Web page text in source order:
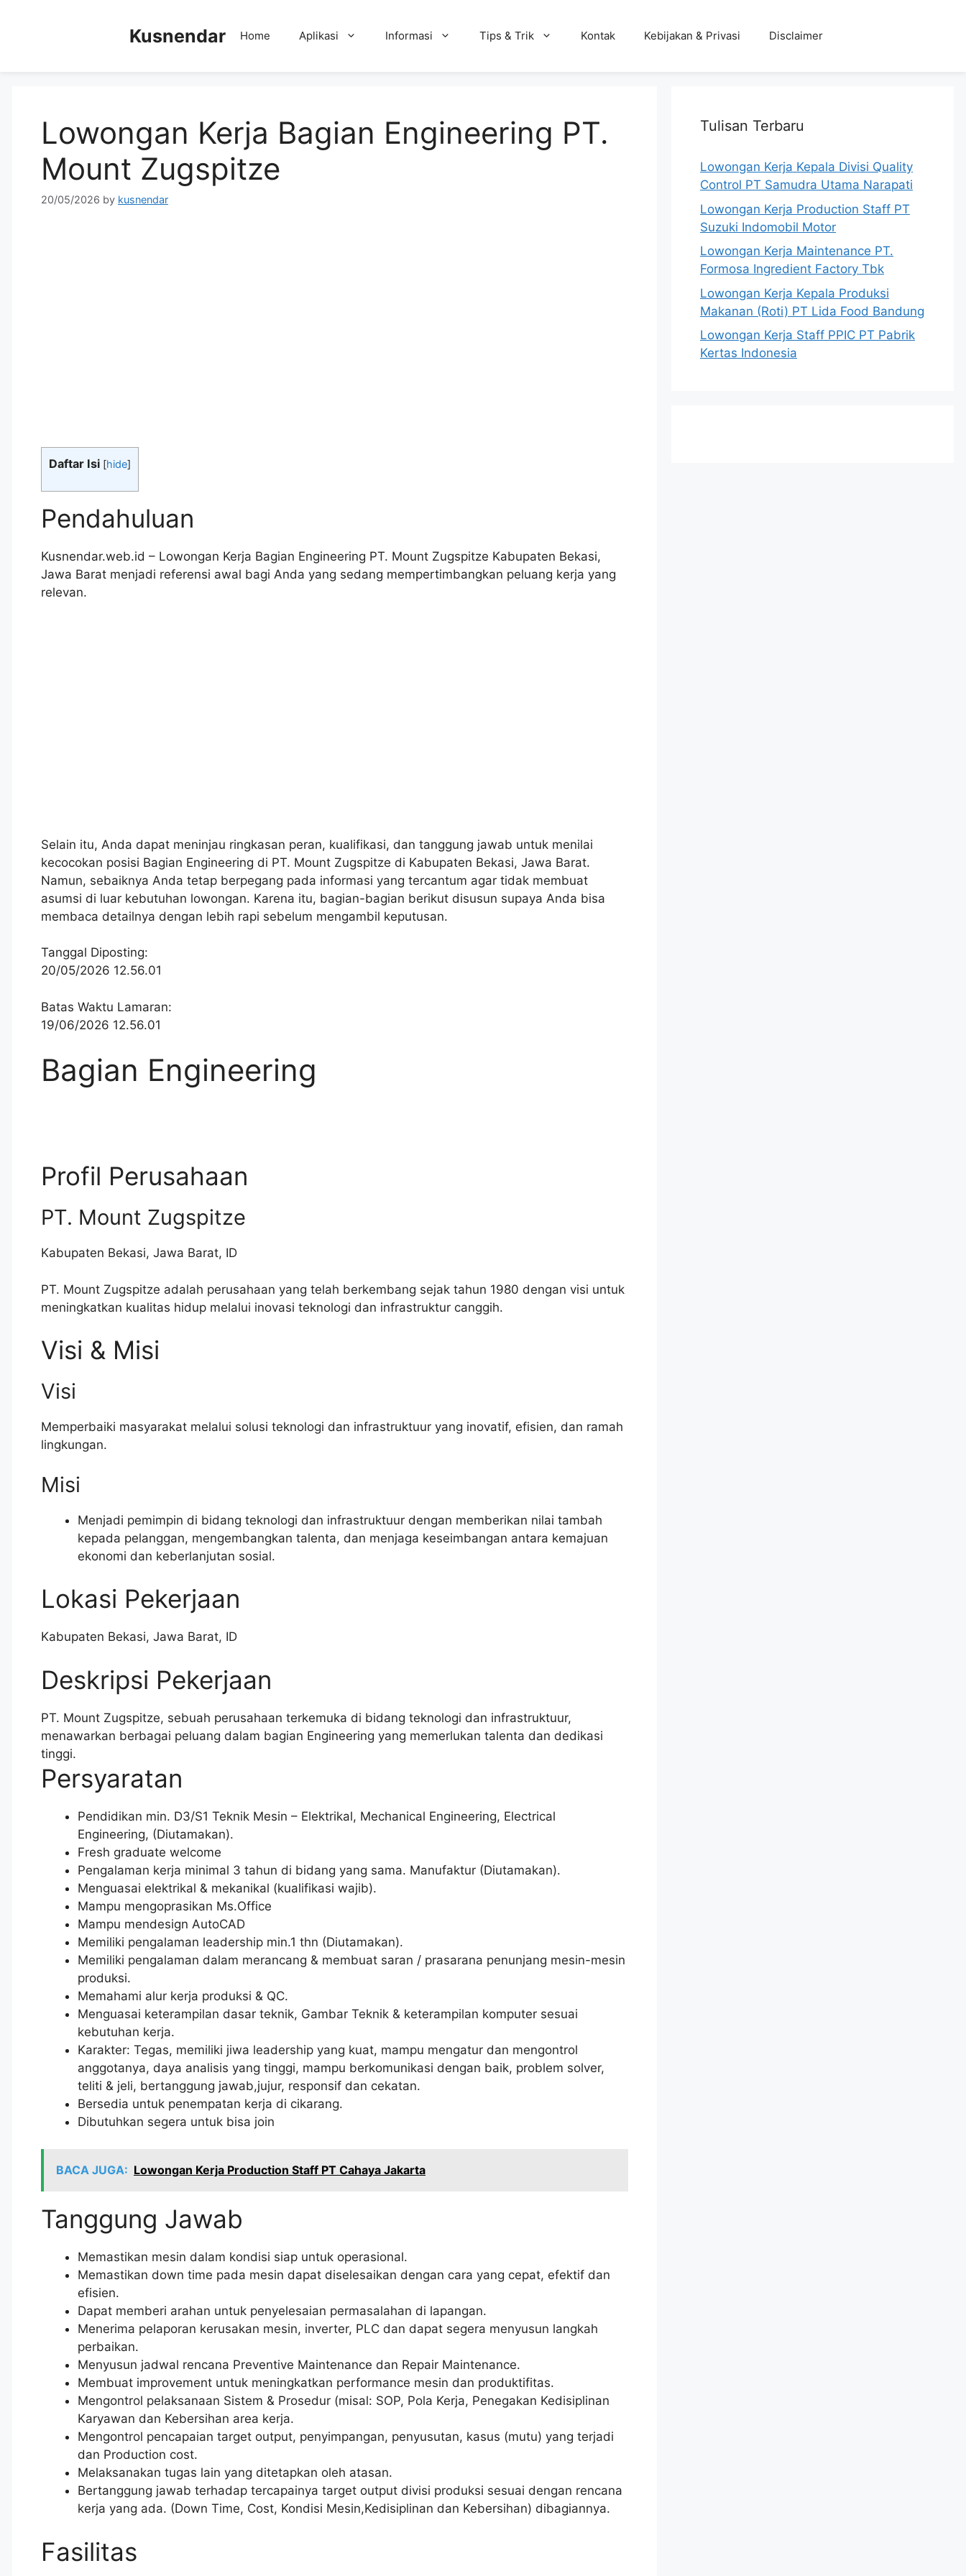
Kusnendar Home Aplikasi Informasi Tips & Trik Kontak Kebijakan & Privasi Disclaimer
Lowongan Kerja Bagian Engineering PT.
Mount Zugspitze
20/05/2026 by kusnendar
Daftar Isi [hide]
Pendahuluan
Kusnendar.web.id – Lowongan Kerja Bagian Engineering PT. Mount Zugspitze Kabupaten Bekasi,
Jawa Barat menjadi referensi awal bagi Anda yang sedang mempertimbangkan peluang kerja yang
relevan.
Selain itu, Anda dapat meninjau ringkasan peran, kualifikasi, dan tanggung jawab untuk menilai
kecocokan posisi Bagian Engineering di PT. Mount Zugspitze di Kabupaten Bekasi, Jawa Barat.
Namun, sebaiknya Anda tetap berpegang pada informasi yang tercantum agar tidak membuat
asumsi di luar kebutuhan lowongan. Karena itu, bagian-bagian berikut disusun supaya Anda bisa
membaca detailnya dengan lebih rapi sebelum mengambil keputusan.
Tanggal Diposting:
20/05/2026 12.56.01
Batas Waktu Lamaran:
19/06/2026 12.56.01
Bagian Engineering
Profil Perusahaan
PT. Mount Zugspitze
Kabupaten Bekasi, Jawa Barat, ID
PT. Mount Zugspitze adalah perusahaan yang telah berkembang sejak tahun 1980 dengan visi untuk
meningkatkan kualitas hidup melalui inovasi teknologi dan infrastruktur canggih.
Visi & Misi
Visi
Memperbaiki masyarakat melalui solusi teknologi dan infrastruktuur yang inovatif, efisien, dan ramah
lingkungan.
Misi
Menjadi pemimpin di bidang teknologi dan infrastruktuur dengan memberikan nilai tambah
kepada pelanggan, mengembangkan talenta, dan menjaga keseimbangan antara kemajuan
ekonomi dan keberlanjutan sosial.
Lokasi Pekerjaan
Kabupaten Bekasi, Jawa Barat, ID
Deskripsi Pekerjaan
PT. Mount Zugspitze, sebuah perusahaan terkemuka di bidang teknologi dan infrastruktuur,
menawarkan berbagai peluang dalam bagian Engineering yang memerlukan talenta dan dedikasi
tinggi.
Persyaratan
Pendidikan min. D3/S1 Teknik Mesin – Elektrikal, Mechanical Engineering, Electrical
Engineering, (Diutamakan).
Fresh graduate welcome
Pengalaman kerja minimal 3 tahun di bidang yang sama. Manufaktur (Diutamakan).
Menguasai elektrikal & mekanikal (kualifikasi wajib).
Mampu mengoprasikan Ms.Office
Mampu mendesign AutoCAD
Memiliki pengalaman leadership min.1 thn (Diutamakan).
Memiliki pengalaman dalam merancang & membuat saran / prasarana penunjang mesin-mesin
produksi.
Memahami alur kerja produksi & QC.
Menguasai keterampilan dasar teknik, Gambar Teknik & keterampilan komputer sesuai
kebutuhan kerja.
Karakter: Tegas, memiliki jiwa leadership yang kuat, mampu mengatur dan mengontrol
anggotanya, daya analisis yang tinggi, mampu berkomunikasi dengan baik, problem solver,
teliti & jeli, bertanggung jawab,jujur, responsif dan cekatan.
Bersedia untuk penempatan kerja di cikarang.
Dibutuhkan segera untuk bisa join
BACA JUGA: Lowongan Kerja Production Staff PT Cahaya Jakarta
Tanggung Jawab
Memastikan mesin dalam kondisi siap untuk operasional.
Memastikan down time pada mesin dapat diselesaikan dengan cara yang cepat, efektif dan
efisien.
Dapat memberi arahan untuk penyelesaian permasalahan di lapangan.
Menerima pelaporan kerusakan mesin, inverter, PLC dan dapat segera menyusun langkah
perbaikan.
Menyusun jadwal rencana Preventive Maintenance dan Repair Maintenance.
Membuat improvement untuk meningkatkan performance mesin dan produktifitas.
Mengontrol pelaksanaan Sistem & Prosedur (misal: SOP, Pola Kerja, Penegakan Kedisiplinan
Karyawan dan Kebersihan area kerja.
Mengontrol pencapaian target output, penyimpangan, penyusutan, kasus (mutu) yang terjadi
dan Production cost.
Melaksanakan tugas lain yang ditetapkan oleh atasan.
Bertanggung jawab terhadap tercapainya target output divisi produksi sesuai dengan rencana
kerja yang ada. (Down Time, Cost, Kondisi Mesin,Kedisiplinan dan Kebersihan) dibagiannya.
Fasilitas
Tulisan Terbaru
Lowongan Kerja Kepala Divisi Quality
Control PT Samudra Utama Narapati
Lowongan Kerja Production Staff PT
Suzuki Indomobil Motor
Lowongan Kerja Maintenance PT.
Formosa Ingredient Factory Tbk
Lowongan Kerja Kepala Produksi
Makanan (Roti) PT Lida Food Bandung
Lowongan Kerja Staff PPIC PT Pabrik
Kertas Indonesia